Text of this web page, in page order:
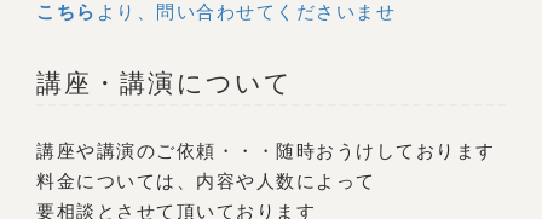
こちら より、問い合わせてくださいませ
講座・講演について
講座や講演のご依頼・・・随時おうけしております
料金については、内容や人数によって
要相談とさせて頂いております